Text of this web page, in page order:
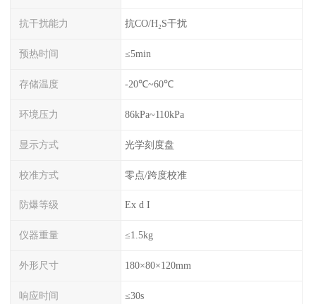
抗干扰能力 抗CO/H₂S干扰
预热时间 ≤5min
存储温度 -20℃~60℃
环境压力 86kPa~110kPa
显示方式 光学刻度盘
校准方式 零点/跨度校准
防爆等级 Ex d I
仪器重量 ≤1.5kg
外形尺寸 180×80×120mm
响应时间 ≤30s